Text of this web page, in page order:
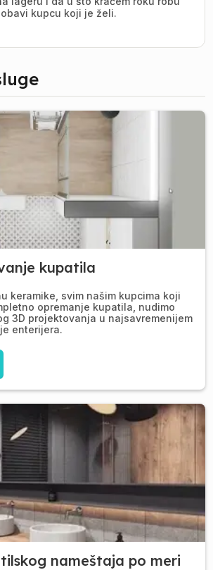
kupcu koji je želi.
kupatila
keramike, svim našim kupcima koji
opremanje kupatila, nudimo
3D projektovanja u najsavremenijem
enterijera.
nameštaja po meri